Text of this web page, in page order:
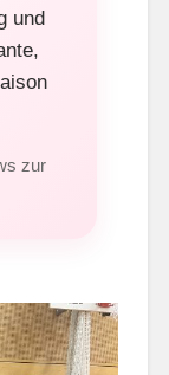
und
zur